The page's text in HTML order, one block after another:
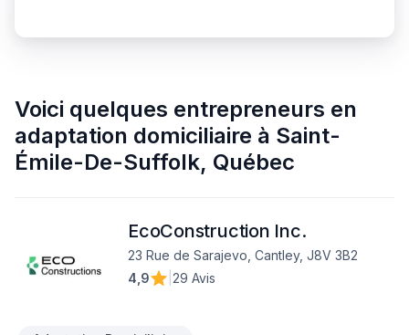
Voici quelques entrepreneurs en
adaptation domiciliaire à Saint-
Émile-De-Suffolk, Québec
EcoConstruction Inc.
23 Rue de Sarajevo, Cantley, J8V 3B2
4,9
29 Avis